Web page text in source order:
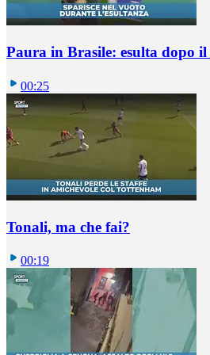
Paura in Brasile: esulta dopo
00:25
Tonali, ma che fai?
00:19